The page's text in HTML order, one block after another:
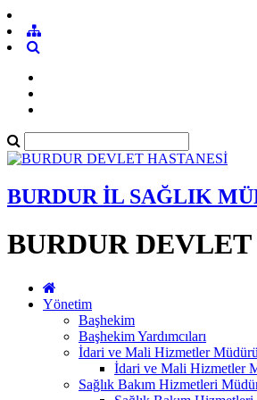
BURDUR İL SAĞLIK
BURDUR
Yönetim
Başhekim
Başhekim Yardımcıları
İdari ve Mali Hizmetler Müdürü
İdari ve Mali Hizmetler
Sağlık Bakım Hizmetleri